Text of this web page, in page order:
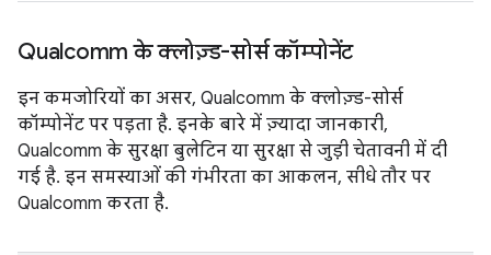
Qualcomm के क्लोज़्ड-सोर्स कॉम्पोनेंट
इन कमजोरियों का असर, Qualcomm के क्लोज़्ड-सोर्स
कॉम्पोनेंट पर पड़ता है. इनके बारे में ज़्यादा जानकारी,
Qualcomm के सुरक्षा बुलेटिन या सुरक्षा से जुड़ी चेतावनी में दी
गई है. इन समस्याओं की गंभीरता का आकलन, सीधे तौर पर
Qualcomm करता है.